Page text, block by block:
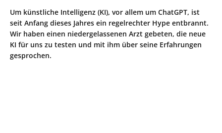
Um künstliche Intelligenz (KI), vor allem um ChatGPT, ist
seit Anfang dieses Jahres ein regelrechter Hype entbrannt.
Wir haben einen niedergelassenen Arzt gebeten, die neue
KI für uns zu testen und mit ihm über seine Erfahrungen
gesprochen.